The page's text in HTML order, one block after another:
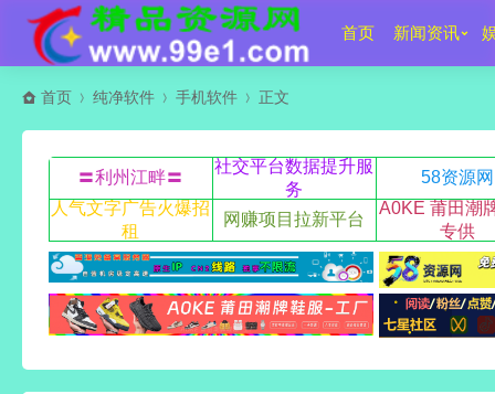
首页 新闻资讯
首页 纯净软件 手机软件 正文
〓利州江畔〓
社交平台数据提升服
务
58资源网
人气文字广告火爆招
租
网赚项目拉新平台
A0KE 莆田潮
专供